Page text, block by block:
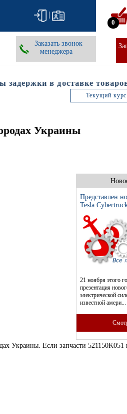
|
Заказать звонок
менеджера
0
в доставке товаров.
Текущий курс
Украины
Представлен
Tesla
21 ноября этого
презентация
электрической
известной амери...
Украины. Если запчасти